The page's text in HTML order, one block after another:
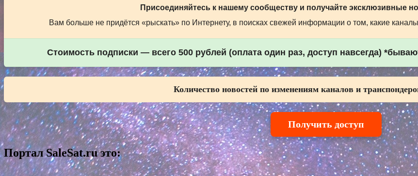
Присоединяйтесь к нашему сообществу и получайте эксклюзивные
Вам больше не придётся «рыскать» по Интернету, в поисках свежей информации о том, какие
Стоимость подписки — всего 500 рублей (оплата один раз, доступ навсегда)
Количество новостей по изменениям каналов и
Получить доступ
Портал SaleSat.ru это: